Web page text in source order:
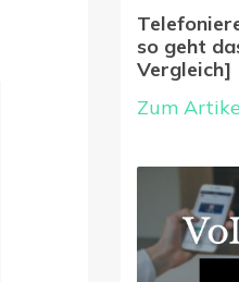
so geht
Vergleich]
Zum